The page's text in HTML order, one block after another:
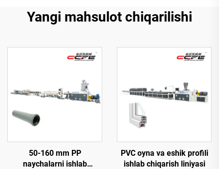
Yangi mahsulot chiqarilishi
50-160 mm PP
naychalarni ishlab
PVC oyna va eshik profili
ishlab chiqarish liniyasi